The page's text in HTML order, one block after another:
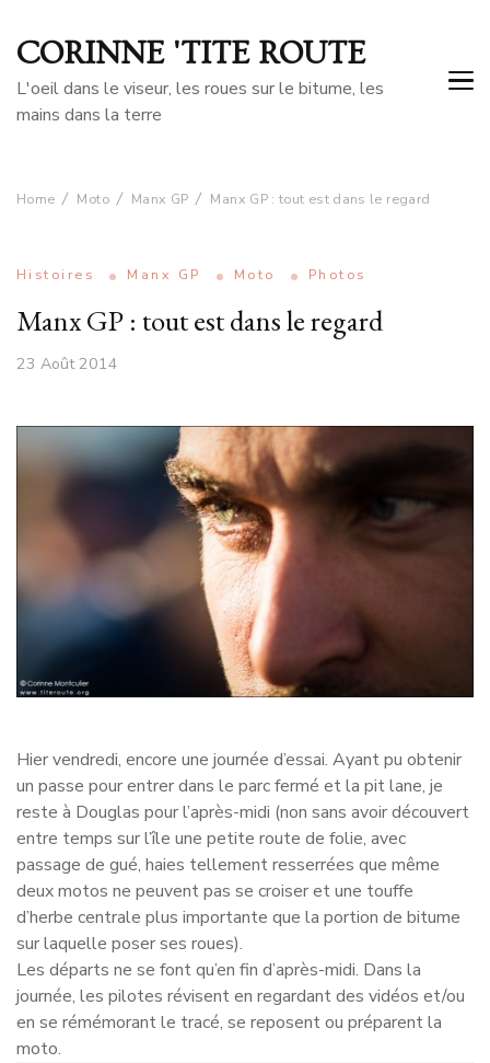
CORINNE 'TITE ROUTE
L'oeil dans le viseur, les roues sur le bitume, les
mains dans la terre
Home Moto Manx GP Manx GP : tout est dans le regard
Histoires Manx GP Moto Photos
Manx GP : tout est dans le regard
23 Août 2014
Hier vendredi, encore une journée d’essai. Ayant pu obtenir
un passe pour entrer dans le parc fermé et la pit lane, je
reste à Douglas pour l’après-midi (non sans avoir découvert
entre temps sur l’île une petite route de folie, avec
passage de gué, haies tellement resserrées que même
deux motos ne peuvent pas se croiser et une touffe
d’herbe centrale plus importante que la portion de bitume
sur laquelle poser ses roues).
Les départs ne se font qu’en fin d’après-midi. Dans la
journée, les pilotes révisent en regardant des vidéos et/ou
en se rémémorant le tracé, se reposent ou préparent la
moto.